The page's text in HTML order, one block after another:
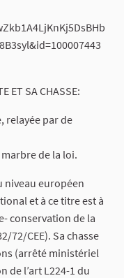
ET SA CHASSE:
relayée par de
de la loi.
niveau européen
et à ce titre est à
conservation de la
72/CEE). Sa chasse
(arrêté ministériel
de l’art L224-1 du